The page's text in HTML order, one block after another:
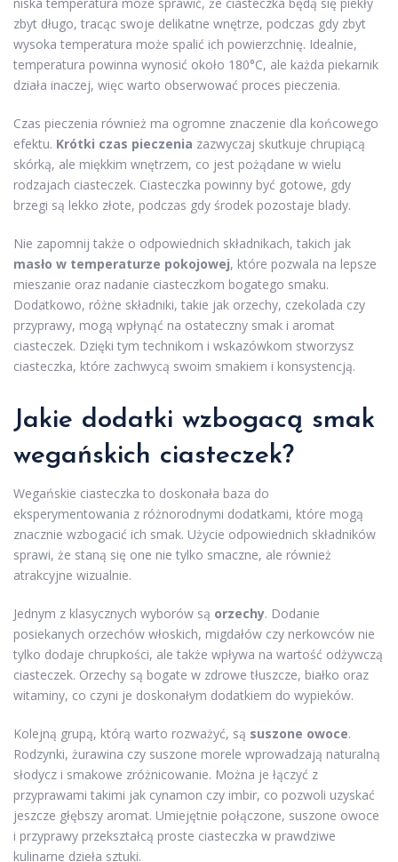
zbyt długo, tracąc swoje delikatne wnętrze, podczas gdy zbyt
wysoka temperatura może spalić ich powierzchnię. Idealnie,
temperatura powinna wynosić około 180°C, ale każda piekarnik
działa inaczej, więc warto obserwować proces pieczenia.
Czas pieczenia również ma ogromne znaczenie dla końcowego
efektu. Krótki czas pieczenia zazwyczaj skutkuje chrupiącą
skórką, ale miękkim wnętrzem, co jest pożądane w wielu
rodzajach ciasteczek. Ciasteczka powinny być gotowe, gdy
brzegi są lekko złote, podczas gdy środek pozostaje blady.
Nie zapomnij także o odpowiednich składnikach, takich jak
masło w temperaturze pokojowej, które pozwala na lepsze
mieszanie oraz nadanie ciasteczkom bogatego smaku.
Dodatkowo, różne składniki, takie jak orzechy, czekolada czy
przyprawy, mogą wpłynąć na ostateczny smak i aromat
ciasteczek. Dzięki tym technikom i wskazówkom stworzysz
ciasteczka, które zachwycą swoim smakiem i konsystencją.
Jakie dodatki wzbogacą smak
wegańskich ciasteczek?
Wegańskie ciasteczka to doskonała baza do
eksperymentowania z różnorodnymi dodatkami, które mogą
znacznie wzbogacić ich smak. Użycie odpowiednich składników
sprawi, że staną się one nie tylko smaczne, ale również
atrakcyjne wizualnie.
Jednym z klasycznych wyborów są orzechy. Dodanie
posiekanych orzechów włoskich, migdałów czy nerkowców nie
tylko dodaje chrupkości, ale także wpływa na wartość odżywczą
ciasteczek. Orzechy są bogate w zdrowe tłuszcze, białko oraz
witaminy, co czyni je doskonałym dodatkiem do wypieków.
Kolejną grupą, którą warto rozważyć, są suszone owoce.
Rodzynki, żurawina czy suszone morele wprowadzają naturalną
słodycz i smakowe zróżnicowanie. Można je łączyć z
przyprawami takimi jak cynamon czy imbir, co pozwoli uzyskać
jeszcze głębszy aromat. Umiejętnie połączone, suszone owoce
i przyprawy przekształcą proste ciasteczka w prawdziwe
kulinarne dzieła sztuki.